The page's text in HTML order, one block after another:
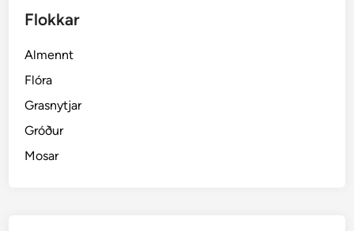
Flokkar
Almennt
Flóra
Grasnytjar
Gróður
Mosar